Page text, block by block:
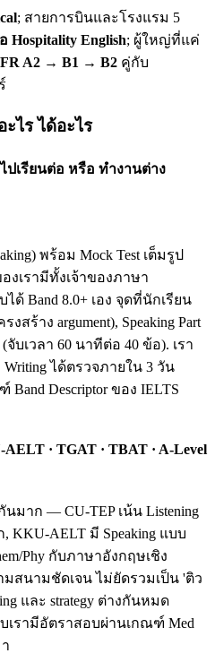
; สายการบินและโรงแรม 5
Hospitality English; ผู้ใหญ่ที่แค่
A2 → B1 → B2 คู่กับ
ไร ได้อะไร
ปเรียนต่อ หรือ ทำงานต่าง
พร้อม Mock Test เต็มรูป
งเรามีทั้งเจ้าของภาษา
ด้ Band 8.0+ เอง จุดที่นักเรียน
สร้าง argument), Speaking Part
บเวลา 60 นาทีต่อ 40 ข้อ). เรา
Writing ได้ตรวจภายใน 3 วัน
Descriptor ของ IELTS
· TGAT · TBAT · A-Level
มาก — CU-TEP เน้น Listening
, KKU-AELT มี Speaking แบบ
Phy กับภาษาอังกฤษเชิง
สนามชัดเจน ไม่ยัดรวมเป็น 'ติว
และ strategy ต่างกันหมด
เรามีอัตราสอบผ่านเกณฑ์ Med